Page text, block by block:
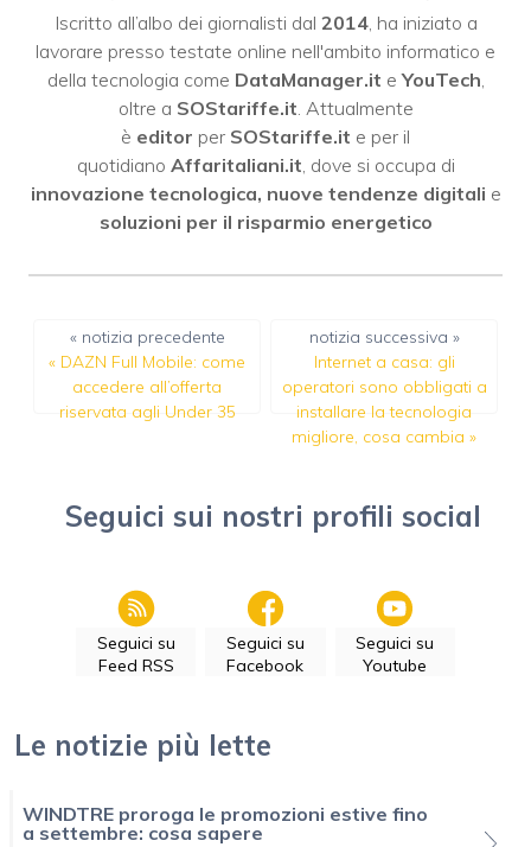
Iscritto all’albo dei giornalisti dal 2014, ha iniziato a
lavorare presso testate online nell'ambito informatico e
della tecnologia come DataManager.it eYouTech,
oltre a SOStariffe.it. Attualmente
è editor per SOStariffe.it e per il
quotidiano Affaritaliani.it, dove si occupa di
innovazione tecnologica, nuove tendenze digitali e
soluzioni per il risparmio energetico
« notizia precedente
« DAZN Full Mobile: come
accedere all’offerta
riservata agli Under 35
notizia successiva »
Internet a casa: gli
operatori sono obbligati a
installare la tecnologia
migliore, cosa cambia »
Seguici sui nostri profili social
Seguici su
Feed RSS
Seguici su
Facebook
Seguici su
Youtube
Le notizie più lette
WINDTRE proroga le promozioni estive fino
a settembre: cosa sapere